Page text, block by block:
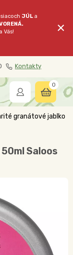
JÚL a
Vás!
×
Kontakty
0
granátové jablko
Saloos